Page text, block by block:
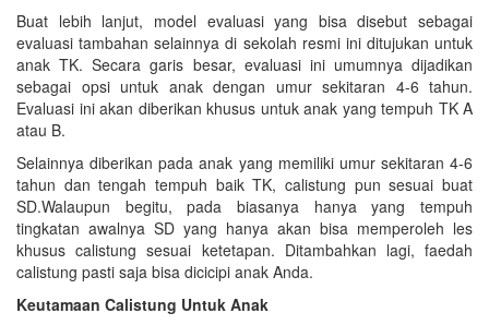
Buat lebih lanjut, model evaluasi yang bisa disebut sebagai
evaluasi tambahan selainnya di sekolah resmi ini ditujukan untuk
anak TK. Secara garis besar, evaluasi ini umumnya dijadikan
sebagai opsi untuk anak dengan umur sekitaran 4-6 tahun.
Evaluasi ini akan diberikan khusus untuk anak yang tempuh TK A
atau B.
Selainnya diberikan pada anak yang memiliki umur sekitaran 4-6
tahun dan tengah tempuh baik TK, calistung pun sesuai buat
SD.Walaupun begitu, pada biasanya hanya yang tempuh
tingkatan awalnya SD yang hanya akan bisa memperoleh les
khusus calistung sesuai ketetapan. Ditambahkan lagi, faedah
calistung pasti saja bisa dicicipi anak Anda.
Keutamaan Calistung Untuk Anak